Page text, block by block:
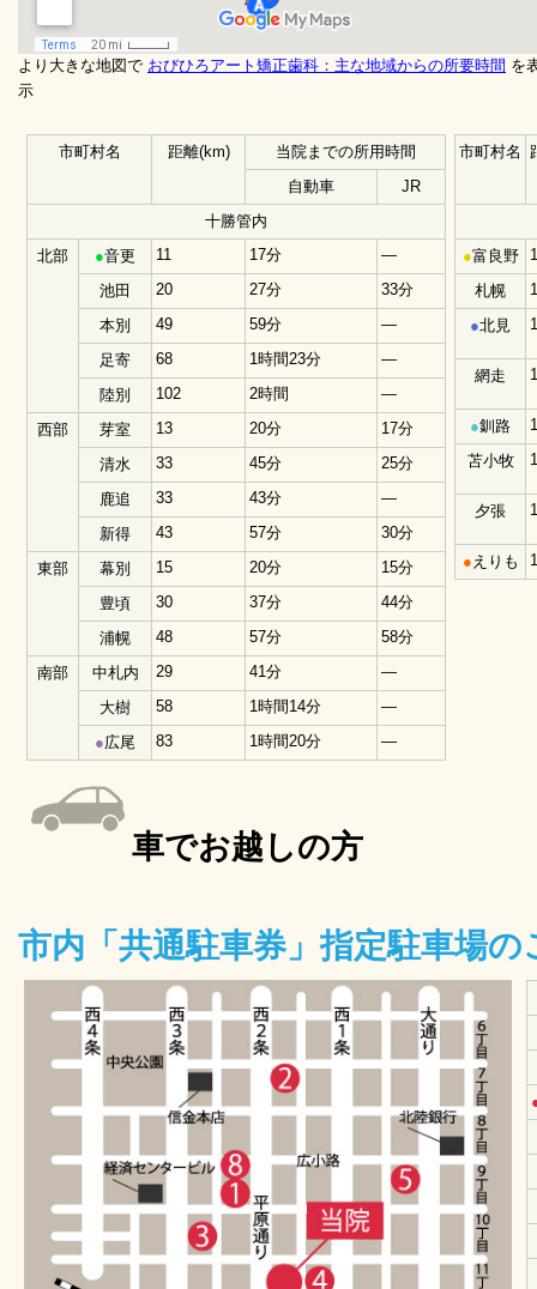
より大きな地図で おびひろアート矯正歯科：主な地域からの所要時間 を
示
市町村名 距離(km)
当院までの所用時間
自動車
JR
十勝管内
北部
●音更 11 17分
―
池田
20 27分
33分
本別
49 59分
―
足寄
68 1時間23分
―
陸別
102 2時間
―
西部
芽室 13 20分
17分
清水
33 45分
25分
鹿追
33 43分
―
新得
43 57分
30分
東部
幕別 15 20分
15分
豊頃
30 37分
44分
浦幌
48 57分
58分
南部
中札内 29 41分
―
大樹
58 1時間14分
―
●広尾 83 1時間20分 ―
市町村名
●富良野
札幌
●北見
網走
●釧路
苫小牧
夕張
● えりも
車でお越しの方
市内「共通駐車券」指定駐車場の